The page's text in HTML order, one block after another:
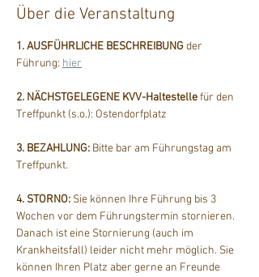
Über die Veranstaltung
1. AUSFÜHRLICHE BESCHREIBUNG der
Führung: hier
2. NÄCHSTGELEGENE KVV-Haltestelle für den
Treffpunkt (s.o.): Ostendorfplatz
3. BEZAHLUNG: Bitte bar am Führungstag am
Treffpunkt.
4. STORNO: Sie können Ihre Führung bis 3
Wochen vor dem Führungstermin stornieren.
Danach ist eine Stornierung (auch im
Krankheitsfall) leider nicht mehr möglich. Sie
können Ihren Platz aber gerne an Freunde